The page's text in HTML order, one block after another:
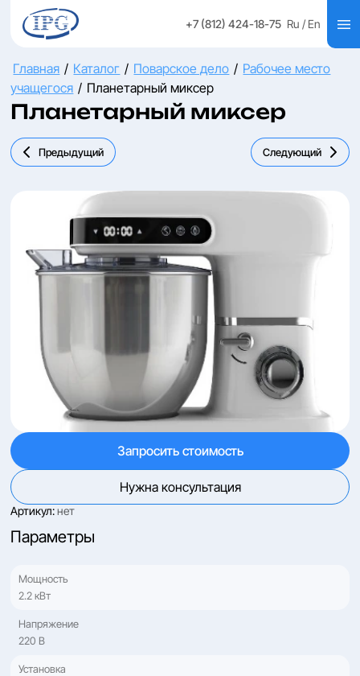
+7 (812) 424-18-75 Ru / En
Главная / Каталог / Поварское дело / Рабочее место
учащегося / Планетарный миксер
Планетарный миксер
Предыдущий Следующий
Артикул:нет
Параметры
Мощность
2.2 кВт
Напряжение
220 В
Установка
Запросить стоимость
Нужна консультация